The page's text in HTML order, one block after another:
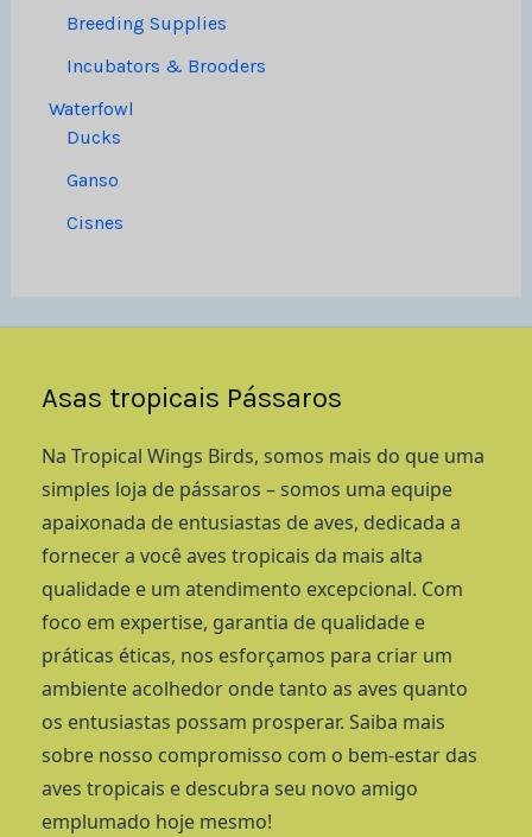
Breeding Supplies
Incubators & Brooders
Waterfowl
Ducks
Ganso
Cisnes
Asas tropicais Pássaros
Na Tropical Wings Birds, somos mais do que uma
simples loja de pássaros – somos uma equipe
apaixonada de entusiastas de aves, dedicada a
fornecer a você aves tropicais da mais alta
qualidade e um atendimento excepcional. Com
foco em expertise, garantia de qualidade e
práticas éticas, nos esforçamos para criar um
ambiente acolhedor onde tanto as aves quanto
os entusiastas possam prosperar. Saiba mais
sobre nosso compromisso com o bem-estar das
aves tropicais e descubra seu novo amigo
emplumado hoje mesmo!